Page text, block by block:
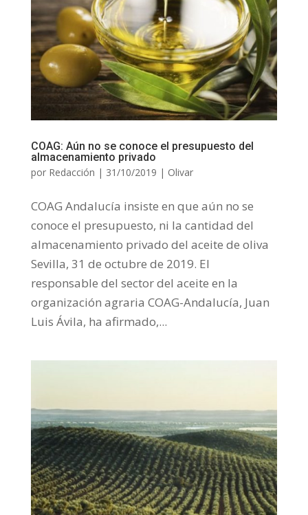
COAG: Aún no se conoce el presupuesto del
almacenamiento privado
por Redacción | 31/10/2019 | Olivar
COAG Andalucía insiste en que aún no se
conoce el presupuesto, ni la cantidad del
almacenamiento privado del aceite de oliva
Sevilla, 31 de octubre de 2019. El
responsable del sector del aceite en la
organización agraria COAG-Andalucía, Juan
Luis Ávila, ha afirmado,...